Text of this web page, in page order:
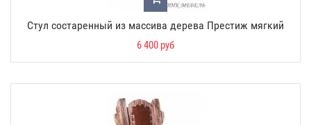
Стул состаренный из массива дерева Престиж мягкий
6 400 руб